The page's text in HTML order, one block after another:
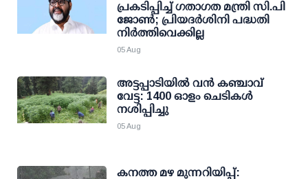
പ്രകടിപ്പിച്ച് ഗതാഗത മന്ത്രി സി.പി
ജോണ്‍; പ്രിയദര്‍ശിനി പദ്ധതി
നിര്‍ത്തിവെക്കില്ല
05 Aug
അട്ടപ്പാടിയില്‍ വന്‍ കഞ്ചാവ്
വേട്ട: 1400 ഓളം ചെടികള്‍
നശിപ്പിച്ചു
05 Aug
കനത്ത മഴ മുന്നറിയിപ്പ്: